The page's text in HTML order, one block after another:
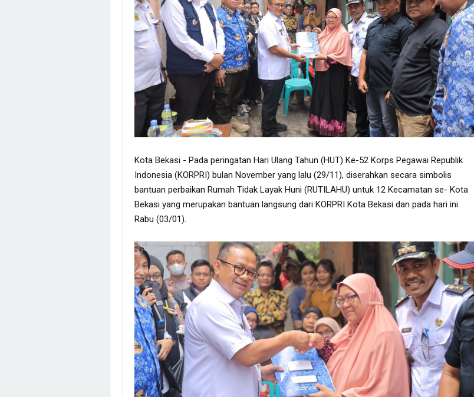
Kota Bekasi - Pada peringatan Hari Ulang Tahun (HUT) Ke-52 Korps Pegawai Republik
Indonesia (KORPRI) bulan November yang lalu (29/11), diserahkan secara simbolis
bantuan perbaikan Rumah Tidak Layak Huni (RUTILAHU) untuk 12 Kecamatan se- Kota
Bekasi yang merupakan bantuan langsung dari KORPRI Kota Bekasi dan pada hari ini
Rabu (03/01).